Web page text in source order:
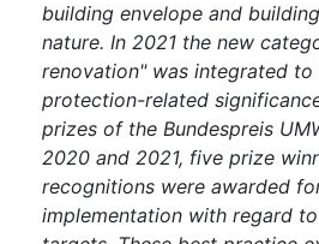
building envelope and
nature. In 2021 the new
renovation" was integrated
protection-related
prizes of the Bundespreis
2020 and 2021, five prize
recognitions were awarded
implementation with regard